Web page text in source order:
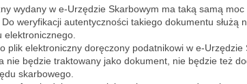
wydany w e-Urzędzie Skarbowym ma taką samą
weryfikacji autentyczności takiego dokumentu służą
elektronicznego.
plik elektroniczny doręczony podatnikowi w e-Urzędzie
nie będzie traktowany jako dokument, nie będzie też
skarbowego.